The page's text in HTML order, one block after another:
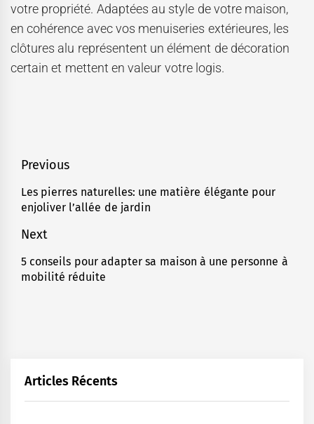
votre propriété. Adaptées au style de votre maison,
en cohérence avec vos menuiseries extérieures, les
clôtures alu représentent un élément de décoration
certain et mettent en valeur votre logis.
Navigation
de
l’article
Previous
Previous
post:
Les pierres naturelles: une matière élégante pour
enjoliver l’allée de jardin
Next
Next
post:
5 conseils pour adapter sa maison à une personne à
mobilité réduite
Articles Récents